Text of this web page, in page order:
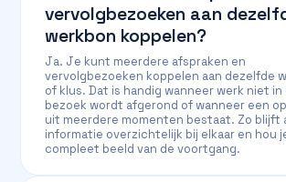
vervolgbezoeken aan
werkbon koppelen?
Ja. Je kunt meerdere afspraken en
vervolgbezoeken koppelen aan dezelfde
of klus. Dat is handig wanneer werk niet in
bezoek wordt afgerond of wanneer een
uit meerdere momenten bestaat. Zo blijft
informatie overzichtelijk bij elkaar en hou
compleet beeld van de voortgang.